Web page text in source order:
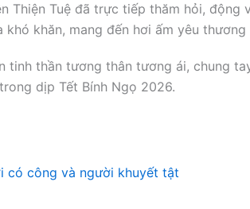
Thiện Tuệ đã trực tiếp thăm hỏi,
khăn, mang đến hơi ấm yêu
tinh thần tương thân tương ái, chung
dịp Tết Bính Ngọ 2026.
có công và người khuyết tật